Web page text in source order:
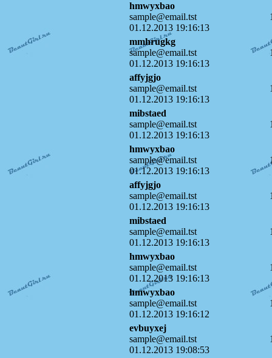
hmwyxbao
sample@email.tst
01.12.2013 19:16:13
mmhrugkg
sample@email.tst
01.12.2013 19:16:13
affyjgjo
sample@email.tst
01.12.2013 19:16:13
mibstaed
sample@email.tst
01.12.2013 19:16:13
hmwyxbao
sample@email.tst
01.12.2013 19:16:13
affyjgjo
sample@email.tst
01.12.2013 19:16:13
mibstaed
sample@email.tst
01.12.2013 19:16:13
hmwyxbao
sample@email.tst
01.12.2013 19:16:13
hmwyxbao
sample@email.tst
01.12.2013 19:16:12
evbuyxej
sample@email.tst
01.12.2013 19:08:53